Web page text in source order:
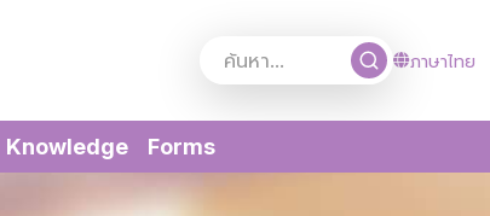
ภาษาไทย
Knowledge Forms